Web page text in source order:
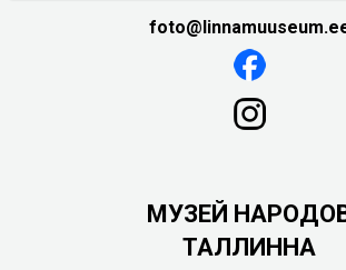
MУЗЕЙ
ТАЛЛИННА